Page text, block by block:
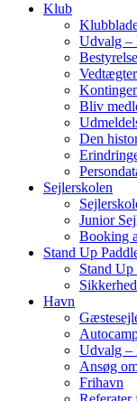
Klub
Udvalg –
Vedtægter
Bliv
Den
Sejlerskolen
Junior
Booking
Stand Up
Stand
Havn
Udvalg –
Ansøg
Frihavn